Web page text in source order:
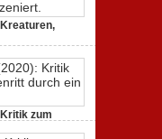
zum
ein